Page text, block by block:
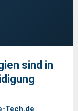
sind in
Tech.de